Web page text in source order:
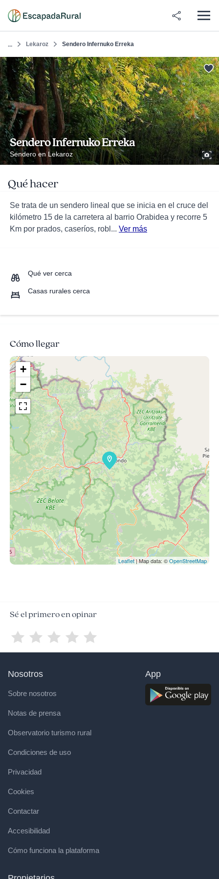
... Lekaroz Sendero Infernuko Erreka
Sendero Infernuko Erreka
Sendero en Lekaroz
Qué hacer
Se trata de un sendero lineal que se inicia en el cruce del
kilómetro 15 de la carretera al barrio Orabidea y recorre 5
Km por prados, caseríos, robl... Ver más
Qué ver cerca
Casas rurales cerca
Cómo llegar
+
−
Leaflet| Map data: ©OpenStreetMap
Sé el primero en opinar
Nosotros
Sobre nosotros
Notas de prensa
Observatorio turismo rural
Condiciones de uso
Privacidad
Cookies
Contactar
Accesibilidad
Cómo funciona la plataforma
App